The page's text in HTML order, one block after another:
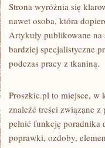
Strona wyróżnia się
nawet osoba, która
Artykuły publikowane
bardziej specjalistyczne
podczas pracy z tkaniną.
Proszkic.pl to miejsce, w
znaleźć treści związane
pełnić funkcję
poprawki, ozdoby,